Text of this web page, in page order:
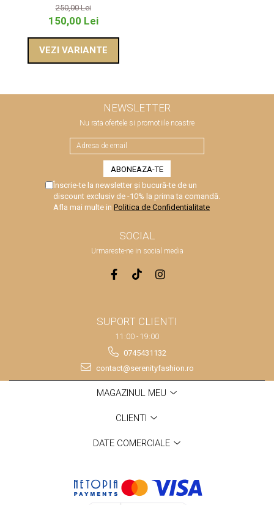
250,00 Lei
150,00 Lei
VEZI VARIANTE
NEWSLETTER
Nu rata ofertele si promotiile noastre
Înscrie-te la newsletter și bucură-te de un
discount exclusiv de -10% la prima ta comandă.
Afla mai multe in Politica de Confidentialitate
SOCIAL
Urmareste-ne in social media
SUPORT CLIENTI
11:00 - 19:00
0745431132
contact@serenityfashion.ro
MAGAZINUL MEU
CLIENTI
DATE COMERCIALE